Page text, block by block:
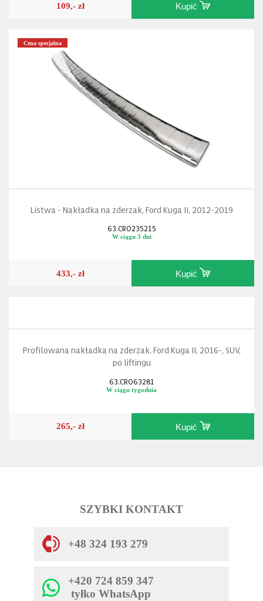
109,- zł Kupić
Cena specjalna
Listwa - Nakładka na zderzak, Ford Kuga II, 2012-2019
63.CRO235215
W ciągu 3 dni
433,- zł Kupić
Profilowana nakładka na zderzak, Ford Kuga II, 2016-, SUV,
po liftingu
63.CRO63281
W ciągu tygodnia
265,- zł Kupić
SZYBKI KONTAKT
+48 324 193 279
+420 724 859 347
tyłko WhatsApp